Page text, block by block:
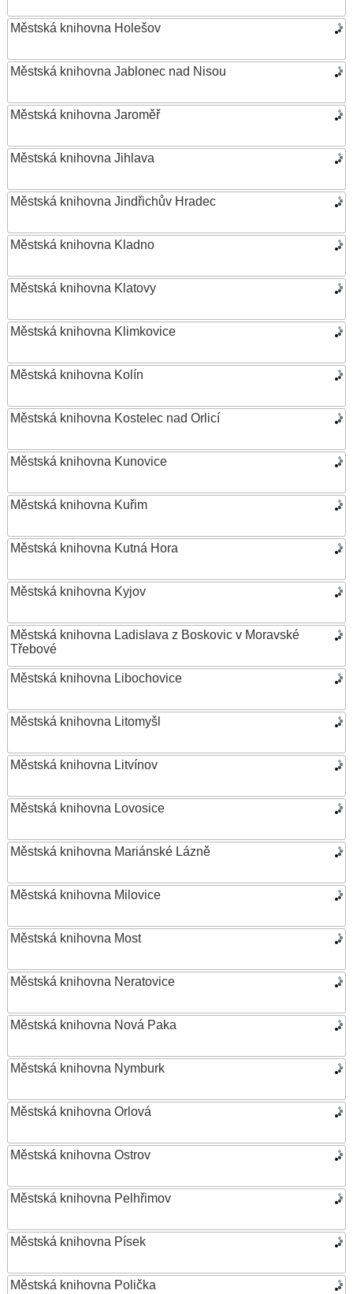
Městská knihovna Holešov
Městská knihovna Jablonec nad Nisou
Městská knihovna Jaroměř
Městská knihovna Jihlava
Městská knihovna Jindřichův Hradec
Městská knihovna Kladno
Městská knihovna Klatovy
Městská knihovna Klimkovice
Městská knihovna Kolín
Městská knihovna Kostelec nad Orlicí
Městská knihovna Kunovice
Městská knihovna Kuřim
Městská knihovna Kutná Hora
Městská knihovna Kyjov
Městská knihovna Ladislava z Boskovic v Moravské
Třebové
Městská knihovna Libochovice
Městská knihovna Litomyšl
Městská knihovna Litvínov
Městská knihovna Lovosice
Městská knihovna Mariánské Lázně
Městská knihovna Milovice
Městská knihovna Most
Městská knihovna Neratovice
Městská knihovna Nová Paka
Městská knihovna Nymburk
Městská knihovna Orlová
Městská knihovna Ostrov
Městská knihovna Pelhřimov
Městská knihovna Písek
Městská knihovna Polička